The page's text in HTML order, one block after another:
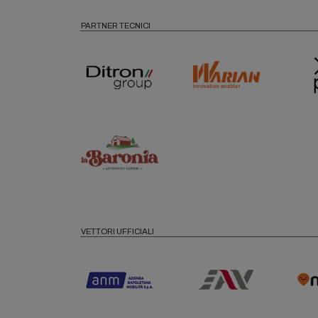
PARTNER TECNICI
VETTORI UFFICIALI